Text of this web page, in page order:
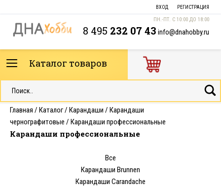
ВХОД РЕГИСТРАЦИЯ
ПН.-ПТ. С 10:00 ДО 18:00
8 495 232 07 43 info@dnahobby.ru
Каталог товаров
Главная / Каталог/ Карандаши / Карандаши
чернографитовые / Карандаши профессиональные
Карандаши профессиональные
Все
Карандаши Brunnen
Карандаши Carandache